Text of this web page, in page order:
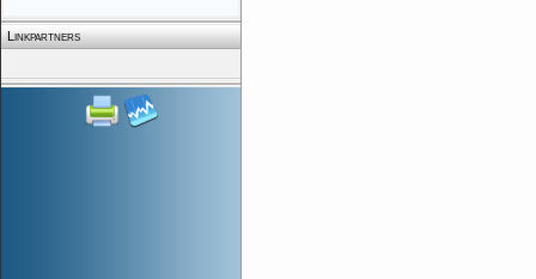
Linkpartners